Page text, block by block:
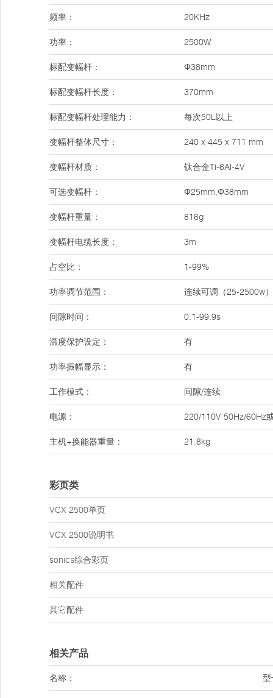
频率： 20KHz
功率： 2500W
标配变幅杆： Φ38mm
标配变幅杆长度： 370mm
标配变幅杆处理能力： 每次50L以上
变幅杆整体尺寸： 240 x 445 x 711 mm
变幅杆材质： 钛合金Ti-6Al-4V
可选变幅杆： Φ25mm,Φ38mm
变幅杆重量： 816g
变幅杆电缆长度： 3m
占空比： 1-99%
功率调节范围： 连续可调（25-2500w）
间隙时间： 0.1-99.9s
温度保护设定： 有
功率振幅显示： 有
工作模式： 间隙/连续
电源： 220/110V 50Hz/60Hz
主机+换能器重量： 21.8kg
彩页类
VCX 2500单页
VCX 2500说明书
sonics综合彩页
相关配件
其它配件
相关产品
名称： 型